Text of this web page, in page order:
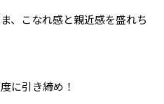
、こなれ感と親近感を盛れち
に引き締め！